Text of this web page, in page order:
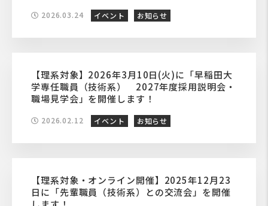
2026.03.24 イベント お知らせ
【理系対象】2026年3月10日(火)に「早稲田大
学専任職員（技術系） 2027年度採用説明会・
職場見学会」を開催します！
2026.02.12 イベント お知らせ
【理系対象・オンライン開催】2025年12月23
日に「先輩職員（技術系）との交流会」を開催